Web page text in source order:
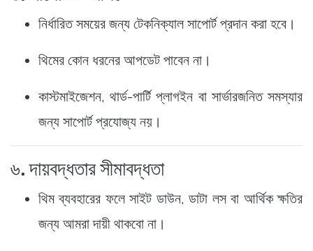
নির্ধারিত সময়ের জন্য টেকনিক্যাল সাপোর্ট প্রদান করা হবে।
থিমের কোন ধরনের আপডেট পাবেন না।
কাস্টমাইজেশন, থার্ড-পার্টি প্লাগইন বা সার্ভারজনিত সমস্যার
জন্য সাপোর্ট প্রযোজ্য নয়।
৬. দায়বদ্ধতার সীমাবদ্ধতা
থিম ব্যবহারের ফলে সাইট ডাউন, ডাটা লস বা আর্থিক ক্ষতির
জন্য আমরা দায়ী থাকবো না।